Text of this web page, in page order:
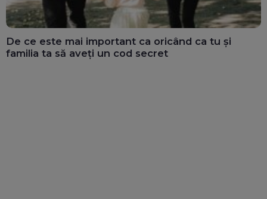
De ce este mai important ca oricând ca tu și
familia ta să aveți un cod secret